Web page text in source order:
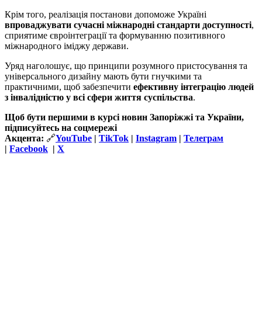
Крім того, реалізація постанови допоможе Україні
впроваджувати сучасні міжнародні стандарти доступності,
сприятиме євроінтеграції та формуванню позитивного
міжнародного іміджу держави.
Уряд наголошує, що принципи розумного пристосування та
універсального дизайну мають бути гнучкими та
практичними, щоб забезпечити ефективну інтеграцію людей
з інвалідністю у всі сфери життя суспільства.
Щоб бути першими в курсі новин Запоріжжі та України,
підписуйтесь на соцмережі
Акцента: 🔗YouTube | TikTok | Instagram | Телеграм
| Facebook | Х